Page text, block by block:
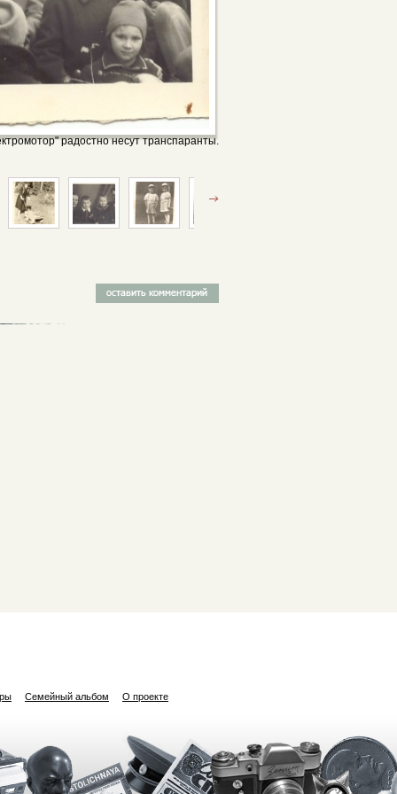
радостно несут транспаранты.
Семейный альбом О проекте